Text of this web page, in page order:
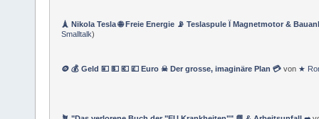
🗼 Nikola Tesla 🌐 Freie Energie 📡 Teslaspule Ï Magnetmotor &
Smalltalk)
🪙 💰 Geld 💴 💵 💶 💷 Euro ☠ Der grosse, imaginäre Plan 💳 von ★